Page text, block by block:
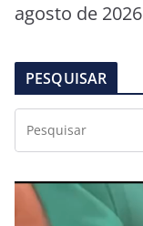
agosto de 2026
PESQUISAR